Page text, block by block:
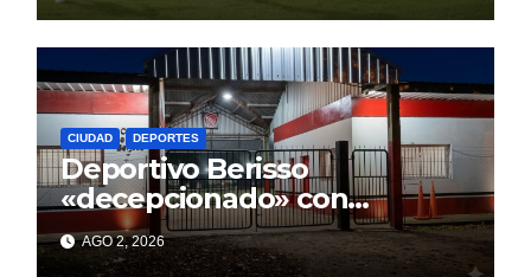
CIUDAD DEPORTES
Deportivo Berisso
«decepcionado» con
Cagliardi y sus promesas
incumplidas
AGO 2, 2026